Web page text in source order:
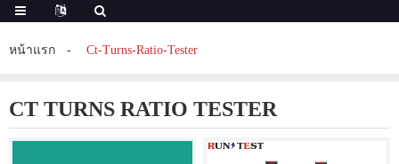
หน้าแรก Ct-Turns-Ratio-Tester
CT TURNS RATIO TESTER